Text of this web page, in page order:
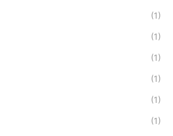
(1)
(1)
(1)
(1)
(1)
(1)